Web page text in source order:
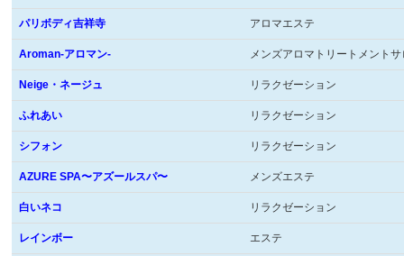
パリボディ吉祥寺 アロマエステ
Aroman-アロマン- メンズアロマトリートメントサ
Neige・ネージュ リラクゼーション
ふれあい リラクゼーション
シフォン リラクゼーション
AZURE SPA〜アズールスパ〜 メンズエステ
白いネコ リラクゼーション
レインボー エステ